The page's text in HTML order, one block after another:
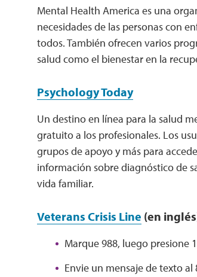
Mental Health America es una
necesidades de las personas con
todos. También ofrecen varios
salud como el bienestar en la
Psychology Today
Un destino en línea para la salud
gratuito a los profesionales. Los
grupos de apoyo y más para
información sobre diagnóstico de
vida familiar.
Veterans Crisis Line (en
Marque 988, luego presione 1
Envie un mensaje de texto al